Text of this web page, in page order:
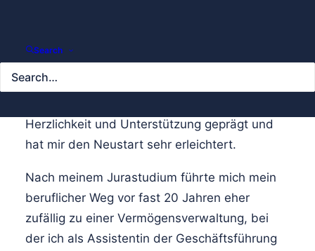
Search
„Seit dem 1. September 2019 gehöre ich dem
Team der KSW an. Der Empfang durch die
Herzlichkeit und Unterstützung geprägt und
hat mir den Neustart sehr erleichtert.
Nach meinem Jurastudium führte mich mein
beruflicher Weg vor fast 20 Jahren eher
zufällig zu einer Vermögensverwaltung, bei
der ich als Assistentin der Geschäftsführung